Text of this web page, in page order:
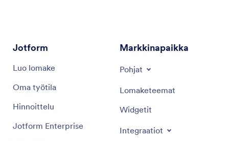
Jotform
Luo lomake
Oma työtila
Hinnoittelu
Jotform Enterprise
Markkinapaikka
Pohjat
Lomaketeemat
Widgetit
Integraatiot